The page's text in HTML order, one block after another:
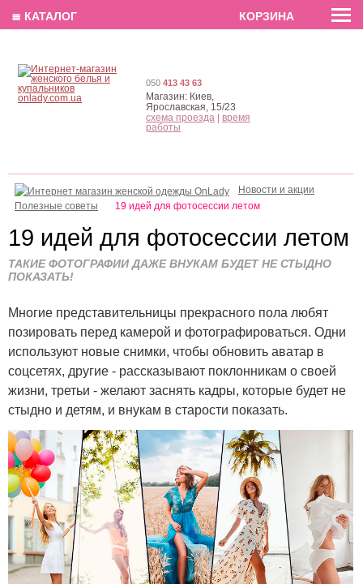
EN РУС
19 идей для фотосессии летом
ТАКИЕ ФОТОГРАФИИ ДАЖЕ ВНУКАМ БУДЕТ НЕ СТЫДНО
ПОКАЗАТЬ!
Многие представительницы прекрасного пола любят
позировать перед камерой и фотографироваться. Одни
используют новые снимки, чтобы обновить аватар в
соцсетях, другие - рассказывают поклонникам о своей
жизни, третьи - желают заснять кадры, которые будет не
стыдно и детям, и внукам в старости показать.
Новости и акции
Полезные советы
19 идей для фотосессии летом
050 413 43 63
Магазин: Киев,
Ярославская, 15/23
схема проезда
время
работы
≣ КАТАЛОГ КОРЗИНА